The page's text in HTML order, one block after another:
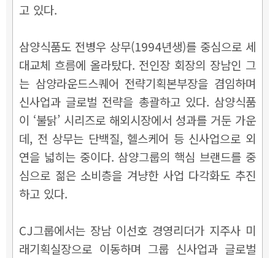
고 있다.
삼양식품도 전병우 상무(1994년생)를 중심으로 세
대교체 흐름에 올라탔다. 전인장 회장의 장남인 그
는 삼양라운드스퀘어 전략기획본부장을 겸임하며
신사업과 글로벌 전략을 총괄하고 있다. 삼양식품
이 ‘불닭’ 시리즈로 해외시장에서 성과를 거둔 가운
데, 전 상무는 단백질, 헬스케어 등 신사업으로 외
연을 넓히는 중이다. 삼양그룹의 핵심 브랜드를 중
심으로 젊은 소비층을 겨냥한 사업 다각화도 추진
하고 있다.
CJ그룹에서는 장남 이선호 경영리더가 지주사 미
래기획실장으로 이동하며 그룹 신사업과 글로벌